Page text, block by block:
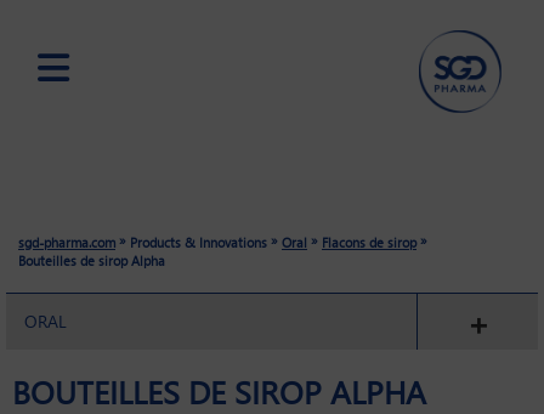
sgd-pharma.com » Products & Innovations » Oral » Flacons de sirop»
Bouteilles de sirop Alpha
ORAL
BOUTEILLES DE SIROP ALPHA